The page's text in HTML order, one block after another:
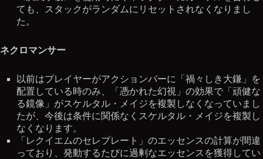
ても、スタックがランダムにリセットされなくなりまし
た。
ネクロマンサー
以前はプレイヤーがアクションバーに「禍々しき大鎌」を
配置している時のみ、「憑かれた幻視」の効果で「頑健な
る鏡像」がスケルタル・メイジを複製しなくなっていまし
たが、今後は条件に関係なくスケルタル・メイジを複製し
なくなります。
「レクイエムのセレプレート」のエッセンスの計算が間違
っており、発動するたびに過剰なエッセンスを獲得してい